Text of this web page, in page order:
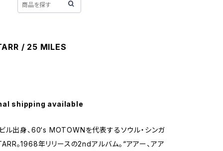
/ 25 MILES
shipping available
ル出身、60‘s MOTOWNを代表するソウル・シンガ
。1968年リリースの2ndアルバム。“アアー、アア